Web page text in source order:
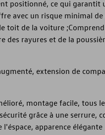
positionné, ce qui garantit
avec un risque minimal
toit de la voiture
des rayures et de la
extension de
montage facile, tous
grâce à une serrure,
apparence élégante